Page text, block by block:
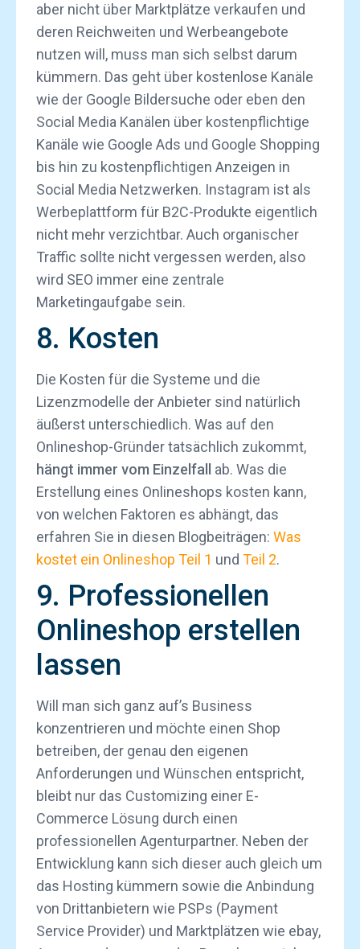
aber nicht über Marktplätze verkaufen und
deren Reichweiten und Werbeangebote
nutzen will, muss man sich selbst darum
kümmern. Das geht über kostenlose Kanäle
wie der Google Bildersuche oder eben den
Social Media Kanälen über kostenpflichtige
Kanäle wie Google Ads und Google Shopping
bis hin zu kostenpflichtigen Anzeigen in
Social Media Netzwerken. Instagram ist als
Werbeplattform für B2C-Produkte eigentlich
nicht mehr verzichtbar. Auch organischer
Traffic sollte nicht vergessen werden, also
wird SEO immer eine zentrale
Marketingaufgabe sein.
8. Kosten
Die Kosten für die Systeme und die
Lizenzmodelle der Anbieter sind natürlich
äußerst unterschiedlich. Was auf den
Onlineshop-Gründer tatsächlich zukommt,
hängt immer vom Einzelfall
ab. Was die
Erstellung eines Onlineshops kosten kann,
von welchen Faktoren es abhängt, das
erfahren Sie in diesen Blogbeiträgen: Was
kostet ein Onlineshop Teil 1 und Teil 2.
9. Professionellen
Onlineshop erstellen
lassen
Will man sich ganz auf’s Business
konzentrieren und möchte einen Shop
betreiben, der genau den eigenen
Anforderungen und Wünschen entspricht,
bleibt nur das Customizing einer E-
Commerce Lösung durch einen
professionellen Agenturpartner. Neben der
Entwicklung kann sich dieser auch gleich um
das Hosting kümmern sowie die Anbindung
von Drittanbietern wie PSPs (Payment
Service Provider) und Marktplätzen wie ebay,